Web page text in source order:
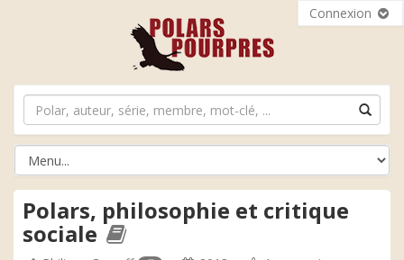
Connexion
Polars, philosophie et critique
sociale